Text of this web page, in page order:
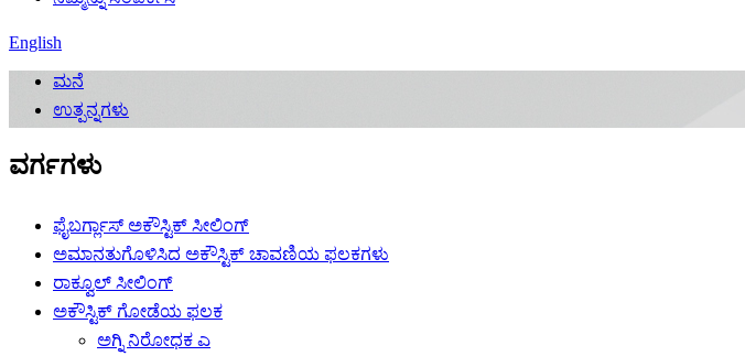
English
ಮನೆ
ಉತ್ಪನ್ನಗಳು
ವರ್ಗಗಳು
ಫೈಬರ್ಗ್ಲಾಸ್ ಅಕೌಸ್ಟಿಕ್ ಸೀಲಿಂಗ್
ಅಮಾನತುಗೊಳಿಸಿದ ಅಕೌಸ್ಟಿಕ್ ಚಾವಣಿಯ ಫಲಕಗಳು
ರಾಕ್ವೂಲ್ ಸೀಲಿಂಗ್
ಅಕೌಸ್ಟಿಕ್ ಗೋಡೆಯ ಫಲಕ
ಅಗ್ನಿ ನಿರೋಧಕ ಎ